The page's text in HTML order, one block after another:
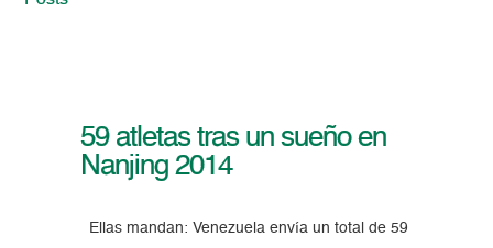
59 atletas tras un sueño en
Nanjing 2014
Ellas mandan: Venezuela envía un total de 59